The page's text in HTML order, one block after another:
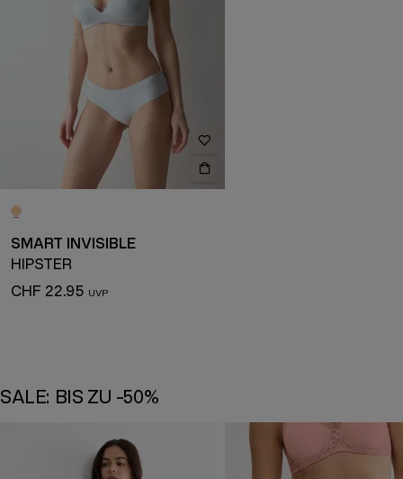
SMART INVISIBLE
HIPSTER
CHF 22.95
SALE: BIS ZU -50%